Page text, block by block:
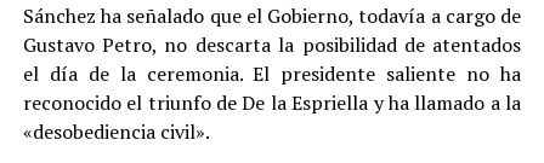
Sánchez ha señalado que el Gobierno, todavía a cargo de
Gustavo Petro, no descarta la posibilidad de atentados
el día de la ceremonia. El presidente saliente no ha
reconocido el triunfo de De la Espriella y ha llamado a la
«desobediencia civil».